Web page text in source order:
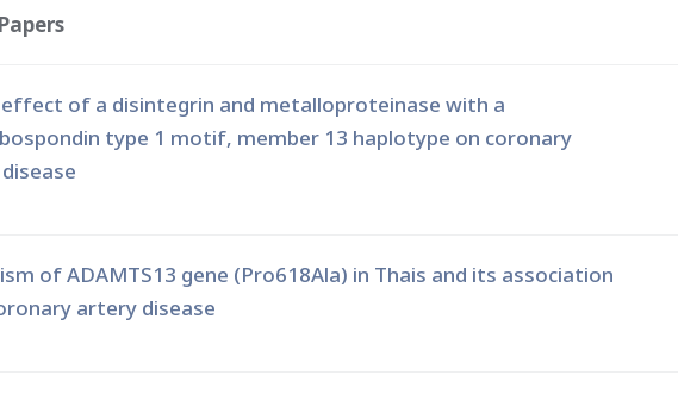
of a disintegrin and metalloproteinase with a
type 1 motif, member 13 haplotype on coronary
of ADAMTS13 gene (Pro618Ala) in Thais and its association
artery disease